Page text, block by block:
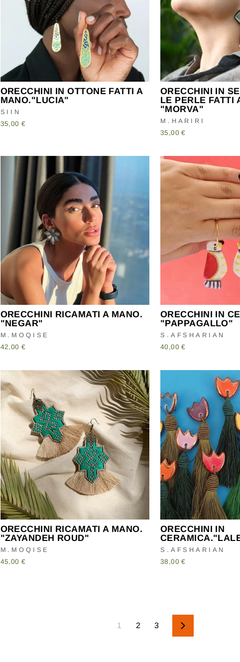
ORECCHINI IN OTTONE FATTI A
MANO."LUCIA"
SIIN
35,00 €
ORECCHINI IN
LE PERLE FATTI
"MORVA"
M.HARIRI
35,00 €
ORECCHINI RICAMATI A MANO.
"NEGAR"
M.MOQISE
42,00 €
ORECCHINI IN
"PAPPAGALLO"
S.AFSHARIAN
40,00 €
ORECCHINI RICAMATI A MANO.
"ZAYANDEH ROUD"
M.MOQISE
45,00 €
ORECCHINI IN
S.AFSHARIAN
38,00 €
1 2 3 Successivo
Resta aggiornato sulle ultime novità e otterrai il15%di
primo acquisto.
INSERISCI
LA
TUA
EMAIL
No Grazie